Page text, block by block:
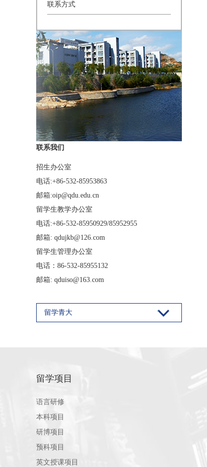
联系方式
联系我们
招生办公室
电话:+86-532-85953863
邮箱:oip@qdu.edu.cn
留学生教学办公室
电话:+86-532-85950929/85952955
邮箱: qdujkb@126.com
留学生管理办公室
电话：86-532-85955132
邮箱: qduiso@163.com
留学青大
留学项目
语言研修
本科项目
研博项目
预科项目
英文授课项目